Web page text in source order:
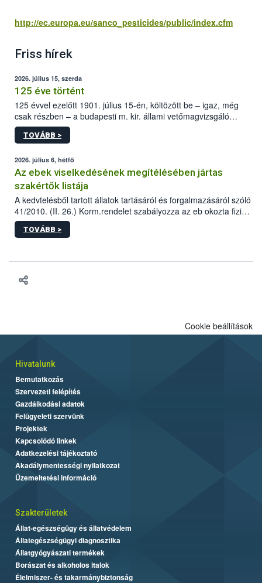
http://ec.europa.eu/sanco_pesticides/public/index.cfm
Friss hírek
2026. július 15, szerda
125 éve történt
125 évvel ezelőtt 1901. július 15-én, költözött be – igaz, még
csak részben – a budapesti m. kir. állami vetőmagvizsgáló
állomás a Kis Rókus utca 15. szám alatti, Czigler Győző által
tervezett új épületébe.
TOVÁBB >
2026. július 6, hétfő
Az ebek viselkedésének megítélésében jártas
szakértők listája
A kedvtelésből tartott állatok tartásáról és forgalmazásáról szóló
41/2010. (II. 26.) Korm.rendelet szabályozza az eb okozta fizikai
sérülés, illetve ennek veszélye keletkezésekor felmerülő
hatósági feladatokat, valamint a veszélyes eb tartását és annak
TOVÁBB >
Cookie beállítások
Hivatalunk
Bemutatkozás
Szervezeti felépítés
Gazdálkodási adatok
Felügyeleti szervünk
Projektek
Kapcsolódó linkek
Adatkezelési tájékoztató
Akadálymentességi nyilatkozat
Üzemeltetési információ
Szakterületek
Állat-egészségügy és állatvédelem
Állategészségügyi diagnosztika
Állatgyógyászati termékek
Borászat és alkoholos italok
Élelmiszer- és takarmánybiztonság